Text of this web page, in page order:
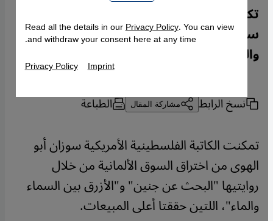
تكتب الكاتبة الفلسطينية الأمريكية المعروفة
سوزان أبو الهوى حول البؤس وحب الحياة
والثقافة لدى الفلسطينيين.
نسخ الرابط مشاركة المقال الطباعة
تمكنت الكاتبة الفلسطينية الأمريكية سوزان أبو
الهوى من اختراق السوق الألمانية من خلال
روايتيها "البحث عن جنين" و"الأزرق بين السماء
والماء"، اللتين حققتا أعلى المبيعات.
Read all the details in ourPrivacy Policy. You can view
and withdraw your consent here at any time.
Privacy Policy Imprint